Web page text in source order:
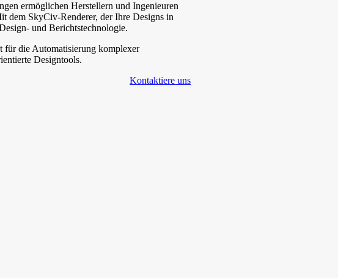
ermöglichen Herstellern und Ingenieuren
dem SkyCiv-Renderer, der Ihre Designs in
und Berichtstechnologie.
für die Automatisierung komplexer
Designtools.
Kontaktiere uns